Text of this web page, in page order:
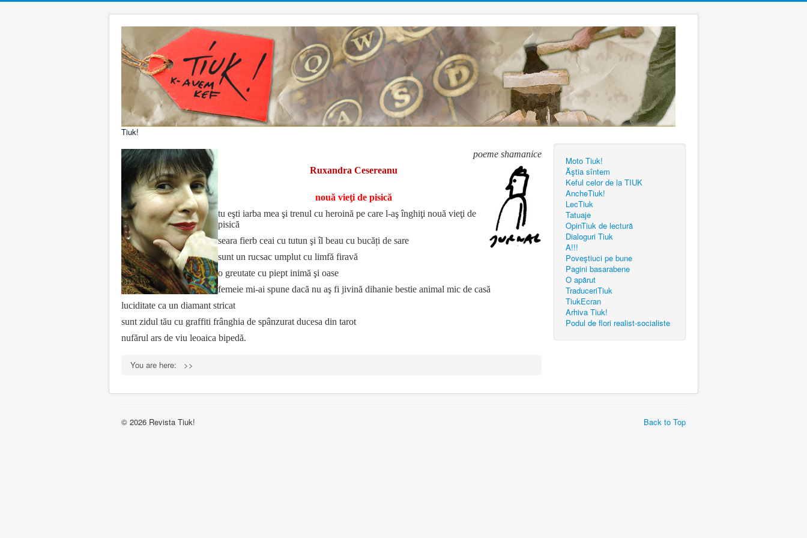
Tiuk!
poeme shamanice
Ruxandra Cesereanu
nouă vieţi de pisică
tu eşti iarba mea şi trenul cu heroină pe care l-aş înghiţi nouă vieţi de
pisică
seara fierb ceai cu tutun şi îl beau cu bucăți de sare
sunt un rucsac umplut cu limfă firavă
o greutate cu piept inimă şi oase
femeie mi-ai spune dacă nu aş fi jivină dihanie bestie animal mic de casă
luciditate ca un diamant stricat
sunt zidul tău cu graffiti frânghia de spânzurat ducesa din tarot
nufărul ars de viu leoaica bipedă.
You are here: >>
Moto Tiuk!
Ăştia sîntem
Keful celor de la TIUK
AncheTiuk!
LecTiuk
Tatuaje
OpinTiuk de lectură
Dialoguri Tiuk
A!!!
Poveştiuci pe bune
Pagini basarabene
O apărut
TraduceriTiuk
TiukEcran
Arhiva Tiuk!
Podul de flori realist-socialiste
Back to Top
© 2026 Revista Tiuk!